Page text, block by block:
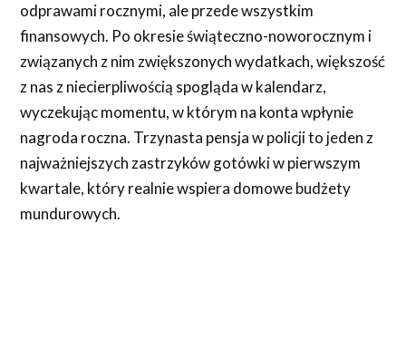
odprawami rocznymi, ale przede wszystkim
finansowych. Po okresie świąteczno-noworocznym i
związanych z nim zwiększonych wydatkach, większość
z nas z niecierpliwością spogląda w kalendarz,
wyczekując momentu, w którym na konta wpłynie
nagroda roczna. Trzynasta pensja w policji to jeden z
najważniejszych zastrzyków gotówki w pierwszym
kwartale, który realnie wspiera domowe budżety
mundurowych.